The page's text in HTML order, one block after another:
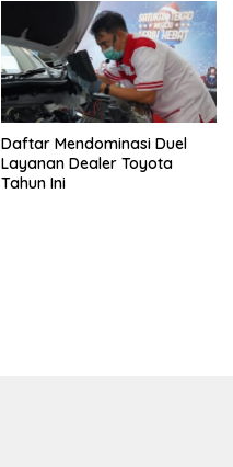
Daftar Mendominasi Duel
Layanan Dealer Toyota
Tahun Ini